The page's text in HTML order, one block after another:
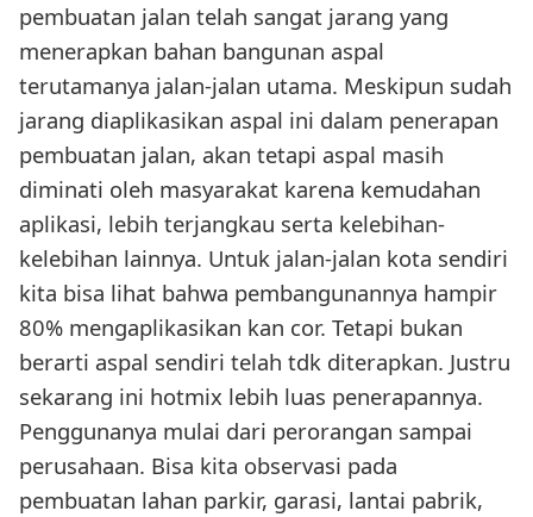
pembuatan jalan telah sangat jarang yang
menerapkan bahan bangunan aspal
terutamanya jalan-jalan utama. Meskipun sudah
jarang diaplikasikan aspal ini dalam penerapan
pembuatan jalan, akan tetapi aspal masih
diminati oleh masyarakat karena kemudahan
aplikasi, lebih terjangkau serta kelebihan-
kelebihan lainnya. Untuk jalan-jalan kota sendiri
kita bisa lihat bahwa pembangunannya hampir
80% mengaplikasikan kan cor. Tetapi bukan
berarti aspal sendiri telah tdk diterapkan. Justru
sekarang ini hotmix lebih luas penerapannya.
Penggunanya mulai dari perorangan sampai
perusahaan. Bisa kita observasi pada
pembuatan lahan parkir, garasi, lantai pabrik,